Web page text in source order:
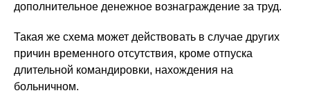
дополнительное денежное вознаграждение за труд.
Такая же схема может действовать в случае других
причин временного отсутствия, кроме отпуска
длительной командировки, нахождения на
больничном.